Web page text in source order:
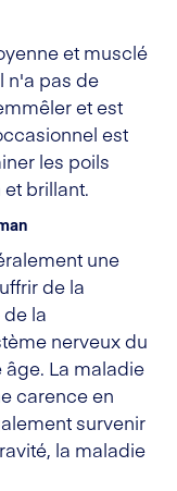
et musclé
n'a pas de
et est
est
les poils
brillant.
une
de la
la
nerveux du
La maladie
carence en
survenir
la maladie